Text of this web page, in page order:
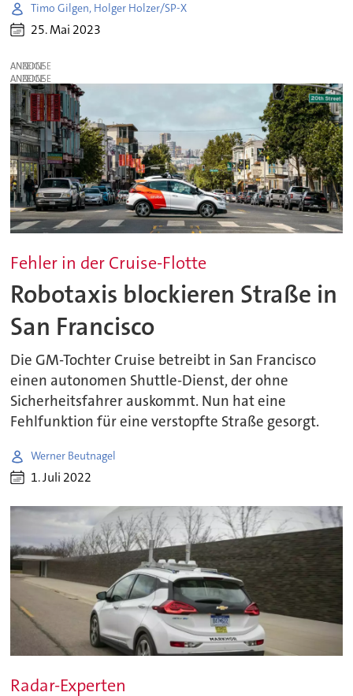
Timo Gilgen, Holger Holzer/SP-X
25. Mai 2023
ANZEIGE
ANZEIGE
Fehler in der Cruise-Flotte
Robotaxis blockieren Straße in
San Francisco
Die GM-Tochter Cruise betreibt in San Francisco
einen autonomen Shuttle-Dienst, der ohne
Sicherheitsfahrer auskommt. Nun hat eine
Fehlfunktion für eine verstopfte Straße gesorgt.
Werner Beutnagel
1. Juli 2022
Radar-Experten